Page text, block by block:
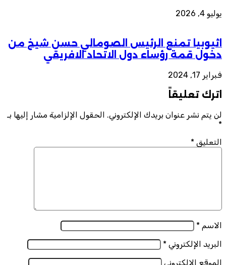
يوليو 4, 2026
اثيوبيا تمنع الرئيس الصومالي حسن شيخ من
دخول قمة رؤساء دول الاتحاد الافريقي
فبراير 17, 2024
اترك تعليقاً
لن يتم نشر عنوان بريدك الإلكتروني. الحقول الإلزامية مشار إليها بـ
*
التعليق *
الاسم *
البريد الإلكتروني *
الموقع الإلكتروني